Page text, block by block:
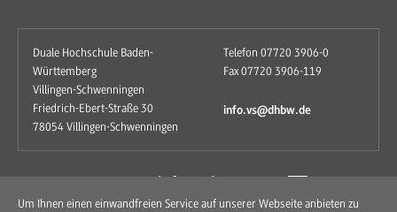
Duale Hochschule Baden-
Württemberg
Villingen-Schwenningen
Friedrich-Ebert-Straße 30
78054 Villingen-Schwenningen
Telefon 07720 3906-0
Fax 07720 3906-119
info.vs@dhbw.de
Um Ihnen einen einwandfreien Service auf unserer Webseite anbieten zu